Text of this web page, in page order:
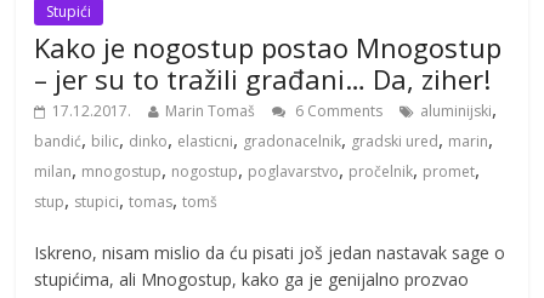
Stupići
Kako je nogostup postao Mnogostup
– jer su to tražili građani… Da, ziher!
17.12.2017. Marin Tomaš 6 Comments aluminijski,
bandić, bilic, dinko, elasticni, gradonacelnik, gradski ured, marin,
milan, mnogostup, nogostup, poglavarstvo, pročelnik, promet,
stup, stupici,tomas,tomš
Iskreno, nisam mislio da ću pisati još jedan nastavak sage o
stupićima, ali Mnogostup, kako ga je genijalno prozvao